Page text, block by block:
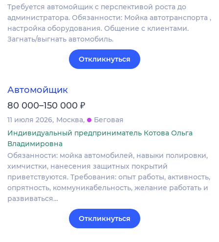
Требуется автомойщик с перспективой роста до
администратора. Обязанности: Мойка автотранспорта ,
настройка оборудования. Общение с клиентами.
Загнать/выгнать автомобиль.
Откликнуться
Автомойщик
80 000–150 000 ₽
11 июля 2026 Москва
Беговая
Индивидуальный предприниматель Котова Ольга
Владимировна
Обязанности: мойка автомобилей, навыки полировки,
химчистки, нанесения защитных покрытий
приветствуются. Требования: опыт работы, активность,
опрятность, коммуникабельность, желание работать и
развиваться…
Откликнуться